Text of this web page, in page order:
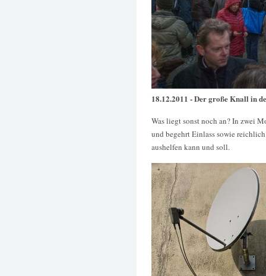
18.12.2011 - Der große Knall in
Was liegt sonst noch an? In zwei
und begehrt Einlass sowie
aushelfen kann und soll.